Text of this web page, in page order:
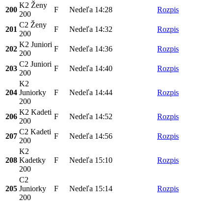
200
K2 Ženy
200
F Nedeľa 14:28 Rozpis
201
C2 Ženy
200
F Nedeľa 14:32 Rozpis
202
K2 Juniori
200
F Nedeľa 14:36 Rozpis
203
C2 Juniori
200
F Nedeľa 14:40 Rozpis
204
K2
Juniorky
200
F Nedeľa 14:44 Rozpis
206
K2 Kadeti
200
F Nedeľa 14:52 Rozpis
207
C2 Kadeti
200
F Nedeľa 14:56 Rozpis
208
K2
Kadetky
200
F Nedeľa 15:10 Rozpis
205
C2
Juniorky
200
F Nedeľa 15:14 Rozpis